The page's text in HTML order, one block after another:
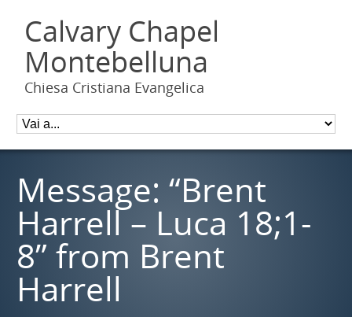
Calvary Chapel
Montebelluna
Chiesa Cristiana Evangelica
Message: “Brent
Harrell – Luca 18;1-
8” from Brent
Harrell